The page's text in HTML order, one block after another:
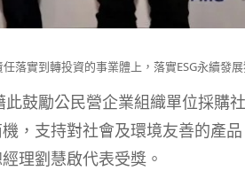
落實到轉投資的事業體上，落實ESG永續發
鼓勵公民營企業組織單位採購
，支持對社會及環境友善的產
理劉慧啟代表受獎。